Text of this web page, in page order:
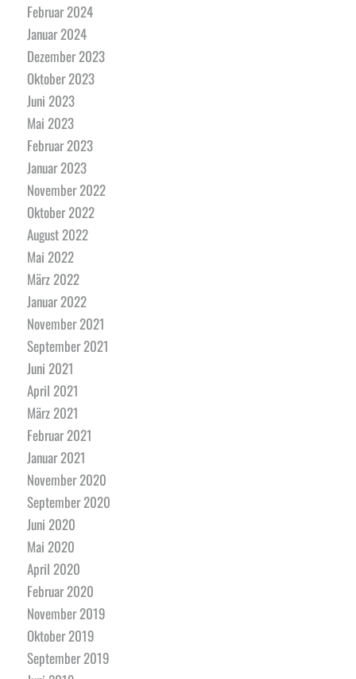
Februar 2024
Januar 2024
Dezember 2023
Oktober 2023
Juni 2023
Mai 2023
Februar 2023
Januar 2023
November 2022
Oktober 2022
August 2022
Mai 2022
März 2022
Januar 2022
November 2021
September 2021
Juni 2021
April 2021
März 2021
Februar 2021
Januar 2021
November 2020
September 2020
Juni 2020
Mai 2020
April 2020
Februar 2020
November 2019
Oktober 2019
September 2019